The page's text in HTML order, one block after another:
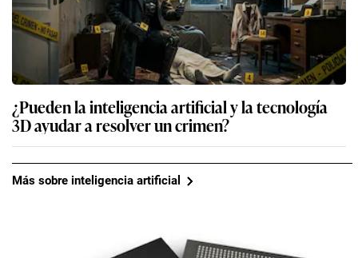
¿Pueden la inteligencia artificial y la tecnología
3D ayudar a resolver un crimen?
Más sobre inteligencia artificial